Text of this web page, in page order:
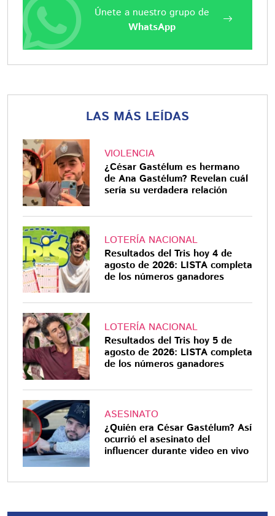
Únete a nuestro grupo de
WhatsApp
LAS MÁS LEÍDAS
VIOLENCIA
¿César Gastélum es hermano
de Ana Gastélum? Revelan cuál
sería su verdadera relación
LOTERÍA NACIONAL
Resultados del Tris hoy 4 de
agosto de 2026: LISTA completa
de los números ganadores
LOTERÍA NACIONAL
Resultados del Tris hoy 5 de
agosto de 2026: LISTA completa
de los números ganadores
ASESINATO
¿Quién era César Gastélum? Así
ocurrió el asesinato del
influencer durante video en vivo